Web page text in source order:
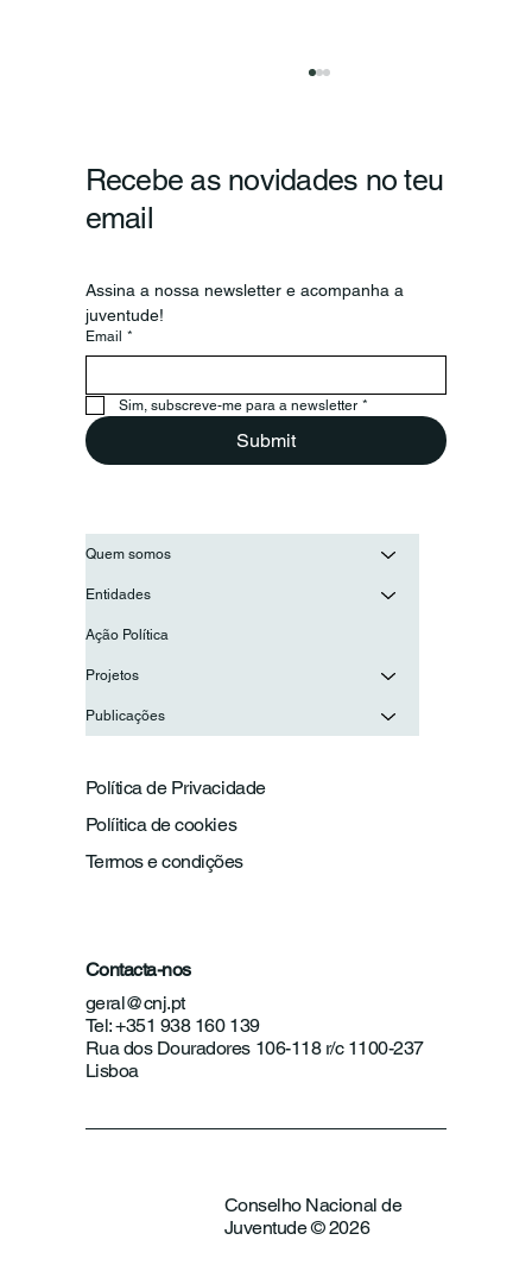
Secretário-Geral da OIJ visita o
para reforçar a cooperação entre as
juventudes ibero-americanas
Recebe as novidades no teu
email
Assina a nossa newsletter e acompanha a
juventude!
Email *
Sim, subscreve-me para a newsletter *
Submit
Quem somos
Entidades
Ação Política
Projetos
Publicações
Política de Privacidade
Termos e condições
Políitica de cookies
Contacta-nos
geral@cnj.pt
Tel: +351 938 160 139
Rua dos Douradores 106-118 r/c 1100-237
Lisboa
Conselho Nacional de
Juventude © 2026